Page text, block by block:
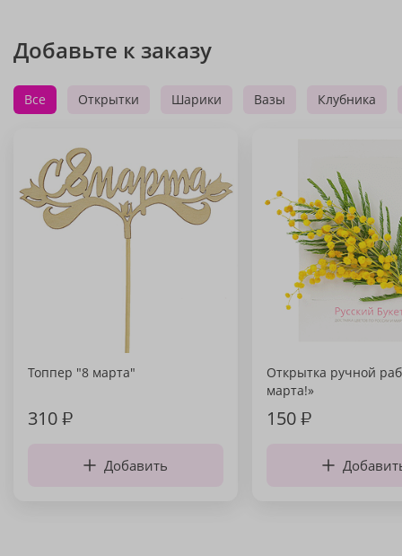
Добавьте к заказу
Все Открытки Шарики Вазы Клубника
Топпер "8 марта"
310₽
Добавить
Открытка ручной
марта!»
150₽